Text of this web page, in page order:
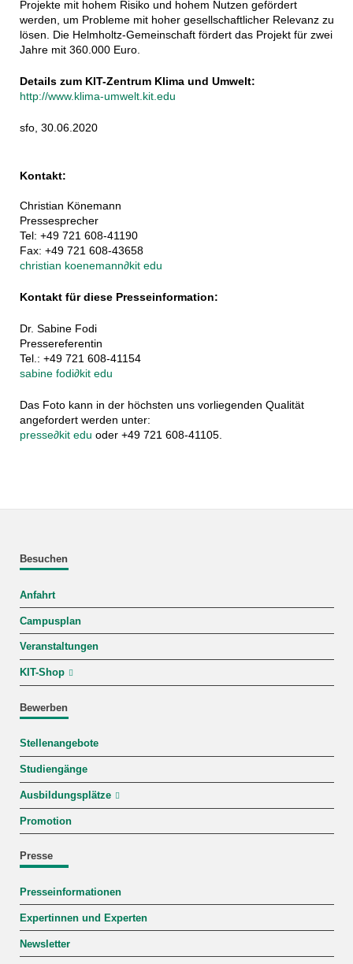
Projekte mit hohem Risiko und hohem Nutzen gefördert
werden, um Probleme mit hoher gesellschaftlicher Relevanz zu
lösen. Die Helmholtz-Gemeinschaft fördert das Projekt für zwei
Jahre mit 360.000 Euro.
Details zum KIT-Zentrum Klima und Umwelt:
http://www.klima-umwelt.kit.edu
sfo, 30.06.2020
Kontakt:
Christian Könemann
Pressesprecher
Tel: +49 721 608-41190
Fax: +49 721 608-43658
christian koenemann∂kit edu
Kontakt für diese Presseinformation:
Dr. Sabine Fodi
Pressereferentin
Tel.: +49 721 608-41154
sabine fodi∂kit edu
Das Foto kann in der höchsten uns vorliegenden Qualität
angefordert werden unter:
presse∂kit edu oder +49 721 608-41105.
Besuchen
Anfahrt
Campusplan
Veranstaltungen
KIT-Shop
Bewerben
Stellenangebote
Studiengänge
Ausbildungsplätze
Promotion
Presse
Presseinformationen
Expertinnen und Experten
Newsletter